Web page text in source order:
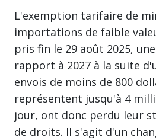
L'exemption tarifaire de
importations de faible
pris fin le 29 août 2025,
rapport à 2027 à la suite
envois de moins de 800
représentent jusqu'à 4
jour, ont donc perdu leur
de droits. Il s'agit d'un